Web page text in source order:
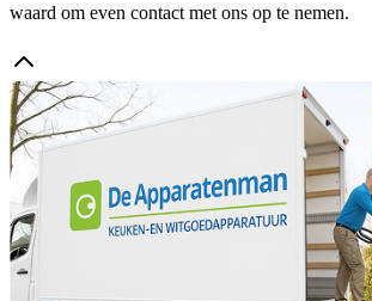
waard om even contact met ons op te nemen.